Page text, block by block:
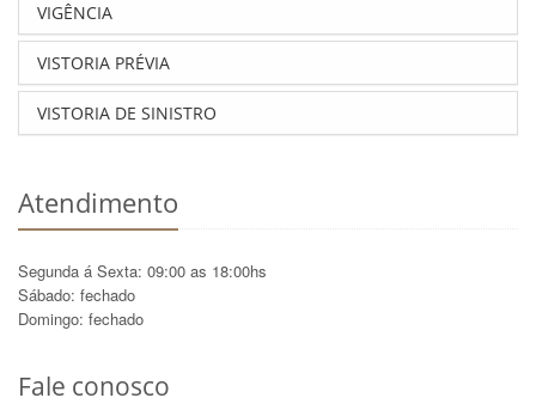
VIGÊNCIA
VISTORIA PRÉVIA
VISTORIA DE SINISTRO
Atendimento
Segunda á Sexta: 09:00 as 18:00hs
Sábado: fechado
Domingo: fechado
Fale conosco